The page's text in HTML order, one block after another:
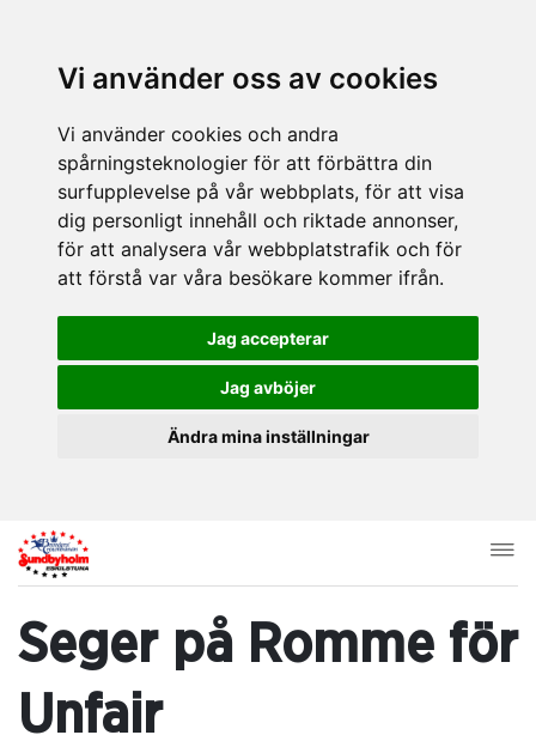
Vi använder oss av cookies
Vi använder cookies och andra
spårningsteknologier för att förbättra din
surfupplevelse på vår webbplats, för att visa
dig personligt innehåll och riktade annonser,
för att analysera vår webbplatstrafik och för
att förstå var våra besökare kommer ifrån.
Jag accepterar
Jag avböjer
Ändra mina inställningar
Seger på Romme för
Unfair